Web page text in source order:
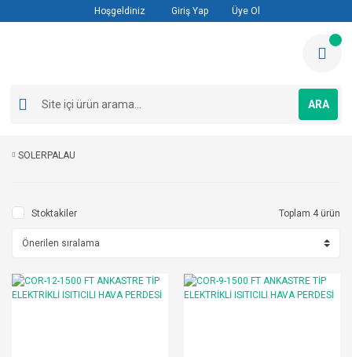
Hoşgeldiniz Giriş Yap Üye Ol
ARA
SOLERPALAU
Stoktakiler Toplam 4 ürün